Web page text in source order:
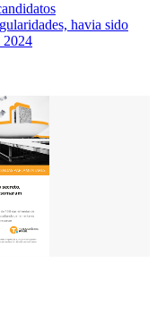
havia sido
2024